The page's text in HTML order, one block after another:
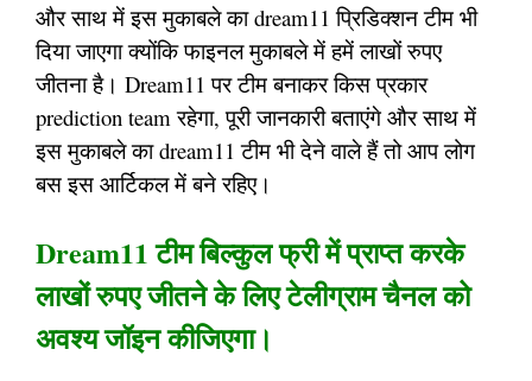
और साथ में इस मुकाबले का dream11 प्रिडिक्शन टीम भी
दिया जाएगा क्योंकि फाइनल मुकाबले में हमें लाखों रुपए
जीतना है। Dream11 पर टीम बनाकर किस प्रकार
prediction team रहेगा, पूरी जानकारी बताएंगे और साथ में
इस मुकाबले का dream11 टीम भी देने वाले हैं तो आप लोग
बस इस आर्टिकल में बने रहिए।
Dream11 टीम बिल्कुल फ्री में प्राप्त करके
लाखों रुपए जीतने के लिए टेलीग्राम चैनल को
अवश्य जॉइन कीजिएगा।